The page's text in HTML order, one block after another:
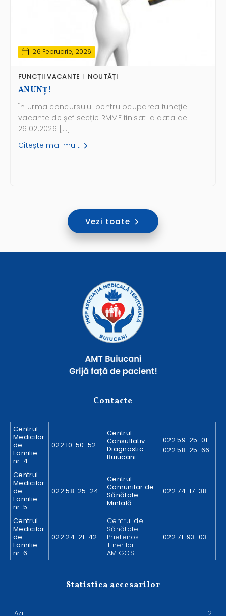
26 Februarie, 2026
FUNCȚII VACANTE NOUTĂȚI
ANUNŢ!
În urma concursului pentru ocuparea funcţiei
vacante de șef secție RMMF finisat la data de
26.02.2026 […]
Citește mai mult
Vezi toate
Contacte
Centrul
Medicilor
de
Familie
nr. 4
022 10-50-52
Centrul
Consultativ
Diagnostic
Buiucani
022 59-25-01
022 58-25-66
Centrul
Medicilor
de
Familie
nr. 5
022 58-25-24
Centrul
Comunitar de
Sănătate
Mintală
022 74-17-38
Centrul
Medicilor
de
Familie
nr. 6
022 24-21-42
Centrul de
Sănătate
Prietenos
Tinerilor
AMIGOS
022 71-93-03
Statistica accesarilor
Azi: 2